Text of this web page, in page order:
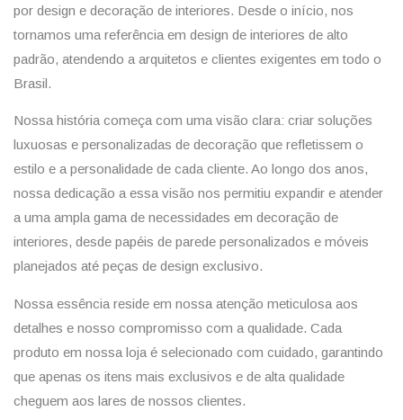
por design e decoração de interiores. Desde o início, nos
tornamos uma referência em design de interiores de alto
padrão, atendendo a arquitetos e clientes exigentes em todo o
Brasil.
Nossa história começa com uma visão clara: criar soluções
luxuosas e personalizadas de decoração que refletissem o
estilo e a personalidade de cada cliente. Ao longo dos anos,
nossa dedicação a essa visão nos permitiu expandir e atender
a uma ampla gama de necessidades em decoração de
interiores, desde papéis de parede personalizados e móveis
planejados até peças de design exclusivo.
Nossa essência reside em nossa atenção meticulosa aos
detalhes e nosso compromisso com a qualidade. Cada
produto em nossa loja é selecionado com cuidado, garantindo
que apenas os itens mais exclusivos e de alta qualidade
cheguem aos lares de nossos clientes.